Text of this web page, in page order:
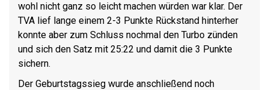
wohl nicht ganz so leicht machen würden war klar. Der
TVA lief lange einem 2-3 Punkte Rückstand hinterher
konnte aber zum Schluss nochmal den Turbo zünden
und sich den Satz mit 25:22 und damit die 3 Punkte
sichern.
Der Geburtstagssieg wurde anschließend noch